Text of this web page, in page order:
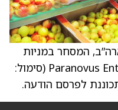
ארה”ב, המסחר במניות
Paranovus Entertainment Technology Ltd (סימול: